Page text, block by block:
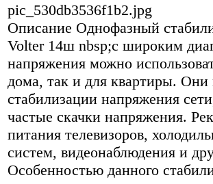
pic_530db3536f1b2.jpg
Описание Однофазный
Volter 14ш nbsp;с широким
напряжения можно
дома, так и для квартиры. Они
стабилизации напряжения
частые скачки напряжения.
питания телевизоров,
систем, видеонаблюдения и
Особенностью данного